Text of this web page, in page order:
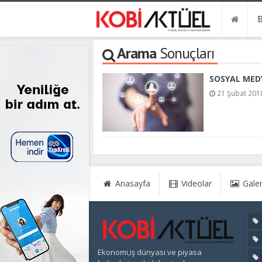
AramaSonuçları
SOSYAL
21 Şubat
Anasayfa Videolar
Ekonomi,iş dünyası ve piyasa